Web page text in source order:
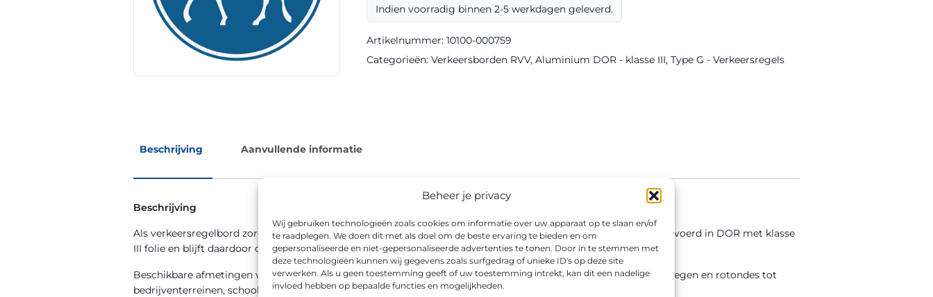
Beheer je privacy
Wij gebruiken technologieën zoals cookies om informatie over uw apparaat op te slaan en/of
te raadplegen. We doen dit met als doel om de beste ervaring te bieden en om
gepersonaliseerde en niet-gepersonaliseerde advertenties te tonen. Door in te stemmen met
deze technologieën kunnen wij gegevens zoals surfgedrag of unieke ID's op deze site
verwerken. Als u geen toestemming geeft of uw toestemming intrekt, kan dit een nadelige
invloed hebben op bepaalde functies en mogelijkheden.
aantal
Indien voorradig binnen 2-5 werkdagen geleverd.
Artikelnummer: 10100-000759
Categorieën: Verkeersborden RVV, Aluminium DOR - klasse III, Type G - Verkeersregels
Beschrijving Aanvullende informatie
Beschrijving
Als verkeersregelbord zorgt RVV model G09 voor heldere communicatie naar weggebruikers. Het bord is uitgevoerd in DOR met klasse
III folie en blijft daardoor ook ’s avonds goed afleesbaar.
Beschikbare afmetingen voor dit model zijn onder andere Ø 600mm. Toepassingen variëren van doorgaande wegen en rotondes tot
bedrijventerreinen, schoolzones en woonwijken.